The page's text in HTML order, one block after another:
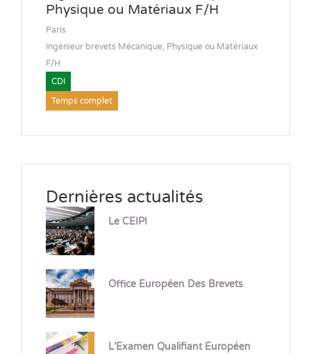
Physique ou Matériaux F/H
Paris
Ingénieur brevets Mécanique, Physique ou Matériaux
F/H
CDI
Temps complet
Dernières actualités
Le CEIPI
Office Européen Des Brevets
L’Examen Qualifiant Européen